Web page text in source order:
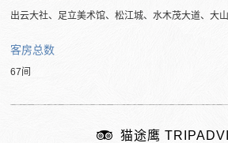
出云大社、足立美术馆、松江城、水木茂大道、大
客房总数
67间
猫途鹰